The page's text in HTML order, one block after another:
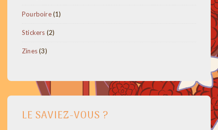
Pourboire 11
Stickers 22
Zines 33
LE SAVIEZ-VOUS ?